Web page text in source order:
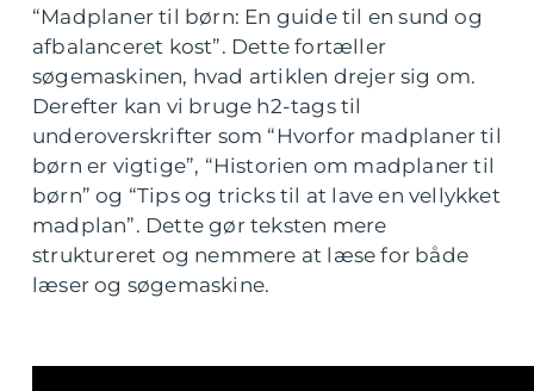
“Madplaner til børn: En guide til en sund og
afbalanceret kost”. Dette fortæller
søgemaskinen, hvad artiklen drejer sig om.
Derefter kan vi bruge h2-tags til
underoverskrifter som “Hvorfor madplaner til
børn er vigtige”, “Historien om madplaner til
børn” og “Tips og tricks til at lave en vellykket
madplan”. Dette gør teksten mere
struktureret og nemmere at læse for både
læser og søgemaskine.